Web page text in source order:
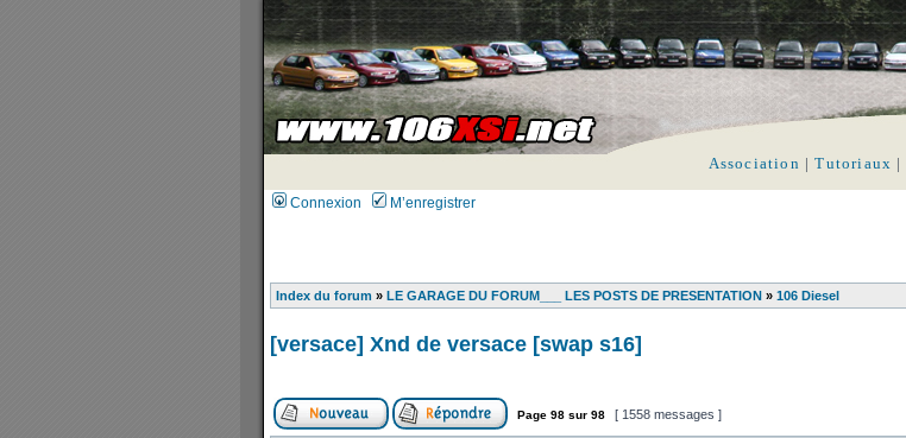
Association |Tutoriaux |
Connexion M’enregistrer
Index du forum » LE GARAGE DU FORUM___ LES POSTS DE PRESENTATION » 106 Diesel
[versace] Xnd de versace [swap s16]
Page 98 sur 98 [ 1558 messages ]